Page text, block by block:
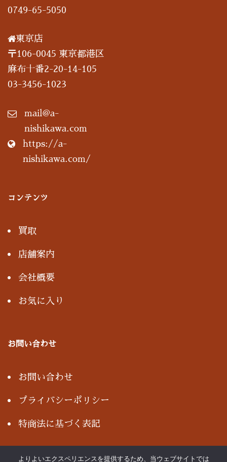
0749-65-5050
東京店
〒106-0045 東京都港区
麻布十番2-20-14-105
03-3456-1023
mail@a-
nishikawa.com
https://a-
nishikawa.com/
コンテンツ
買取
店舗案内
会社概要
お気に入り
お問い合わせ
お問い合わせ
プライバシーポリシー
特商法に基づく表記
よりよいエクスペリエンスを提供するため、当ウェブサイトでは